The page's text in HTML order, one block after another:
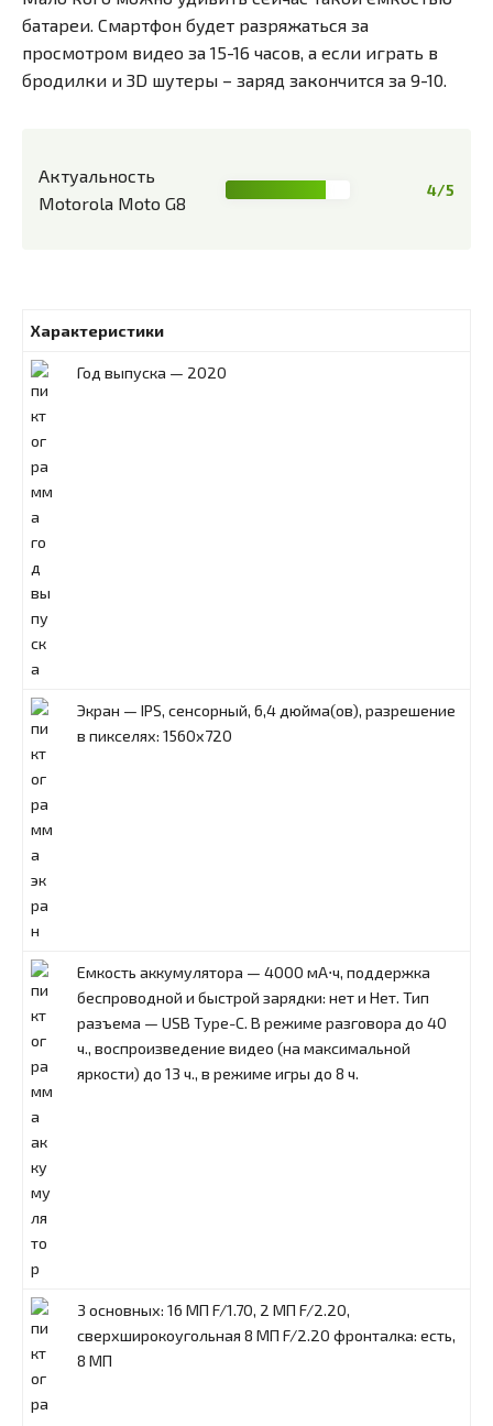
батареи. Смартфон будет разряжаться за
просмотром видео за 15-16 часов, а если играть в
бродилки и 3D шутеры – заряд закончится за 9-10.
Актуальность
Motorola Moto G8
4/5
Характеристики
Год выпуска — 2020
Экран — IPS, сенсорный, 6,4 дюйма(ов), разрешение
в пикселях: 1560x720
Емкость аккумулятора — 4000 мА⋅ч, поддержка
беспроводной и быстрой зарядки: нет и Нет. Тип
разъема — USB Type-C. В режиме разговора до 40
ч., воспроизведение видео (на максимальной
яркости) до 13 ч., в режиме игры до 8 ч.
3 основных: 16 МП F/1.70, 2 МП F/2.20,
сверхширокоугольная 8 МП F/2.20 фронталка: есть,
8 МП